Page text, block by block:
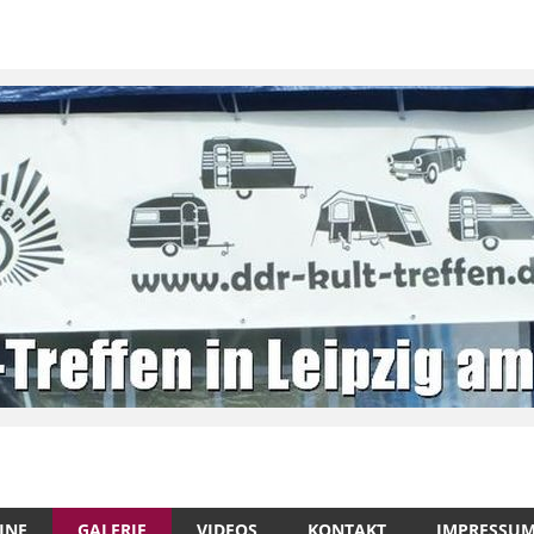
GALERIE VIDEOS KONTAKT